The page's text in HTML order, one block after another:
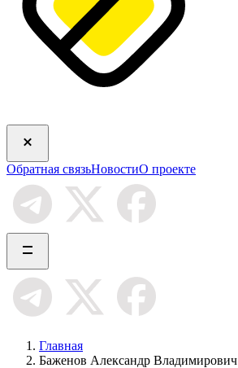
Обратная связьНовостиО проекте
Главная
Баженов Александр Владимирович